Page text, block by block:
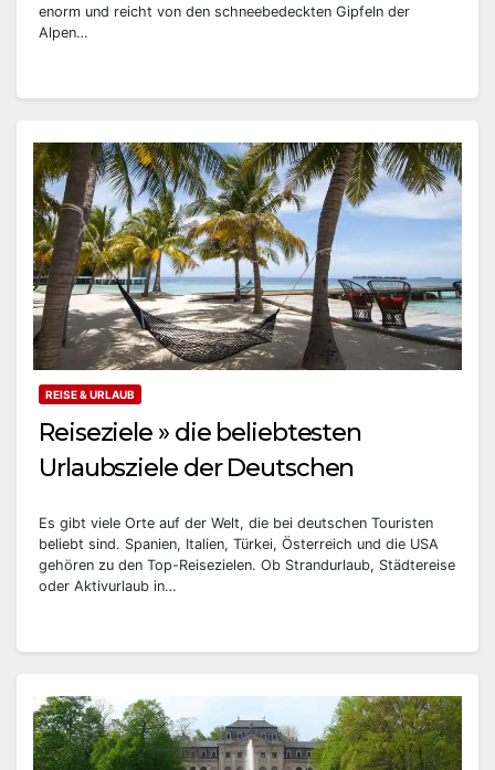
enorm und reicht von den schneebedeckten Gipfeln der
Alpen…
REISE & URLAUB
Reiseziele » die beliebtesten
Urlaubsziele der Deutschen
Es gibt viele Orte auf der Welt, die bei deutschen Touristen
beliebt sind. Spanien, Italien, Türkei, Österreich und die USA
gehören zu den Top-Reisezielen. Ob Strandurlaub, Städtereise
oder Aktivurlaub in…